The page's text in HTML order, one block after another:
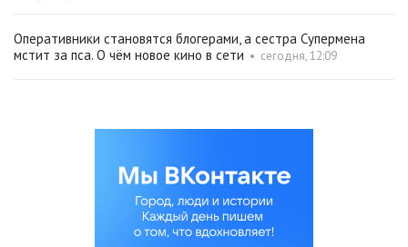
Оперативники становятся блогерами, а сестра Супермена
мстит за пса. О чём новое кино в сети • сегодня, 12:09